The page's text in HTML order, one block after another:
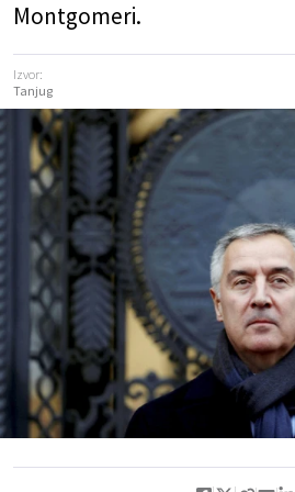
Montgomeri.
Izvor:
Tanjug